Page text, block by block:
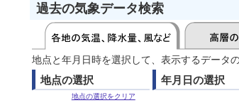
過去の気象データ検索
地点と年月日時を選択して、表示するデータ
地点の選択
地点の選択をクリア
年月日の選択